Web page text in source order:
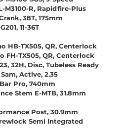
M3100-R, Rapidfire-Plus
38T, 175mm
11-36T
HB-TX505, QR, Centerlock
TX505, QR, Centerlock
32H, Disc, Tubeless Ready
Active, 2.35
Pro, 740mm
Stem E-MTB, 31.8mm
Post, 30.9mm
Semi Integrated